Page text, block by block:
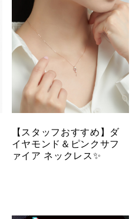
【スタッフおすすめ】ダ
イヤモンド＆ピンクサフ
ァイア ネックレス✨